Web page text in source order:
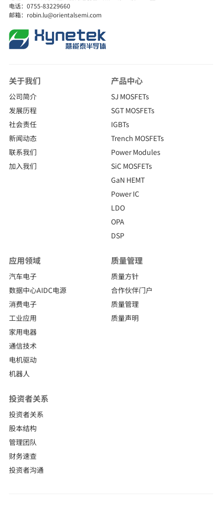
电话：0755-83229660
邮箱：robin.lu@orientalsemi.com
关于我们
公司简介
发展历程
社会责任
新闻动态
联系我们
加入我们
产品中心
SJ MOSFETs
SGT MOSFETs
IGBTs
Trench MOSFETs
Power Modules
SiC MOSFETs
GaN HEMT
Power IC
LDO
OPA
DSP
应用领域
汽车电子
数据中心AIDC电源
消费电子
工业应用
家用电器
通信技术
电机驱动
机器人
质量管理
质量方针
合作伙伴门户
质量管理
质量声明
投资者关系
投资者关系
股本结构
管理团队
财务速查
投资者沟通